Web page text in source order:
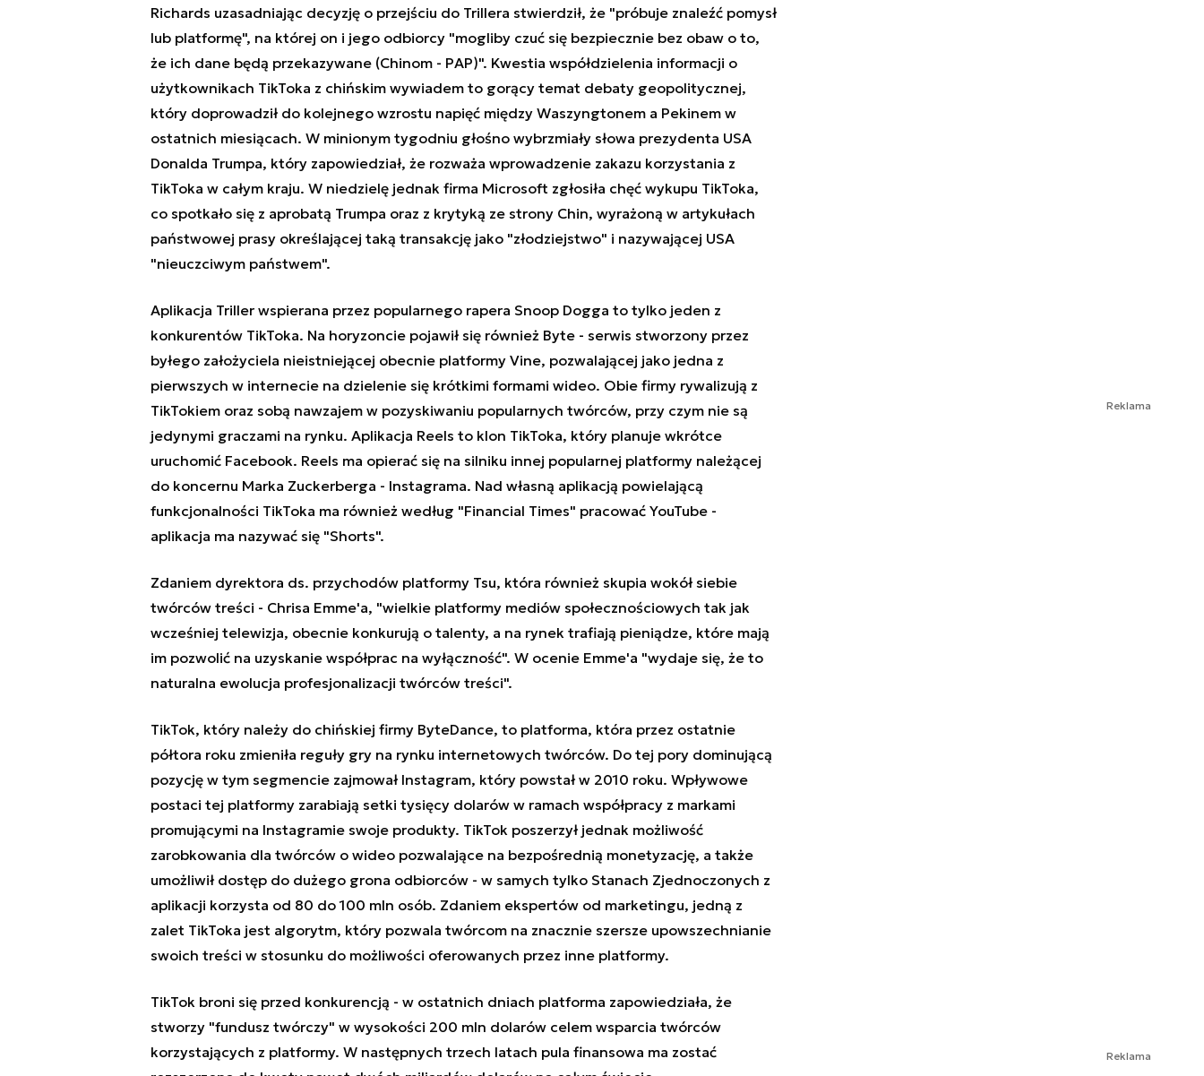
Richards uzasadniając decyzję o przejściu do Trillera stwierdził, że "próbuje znaleźć pomysł
lub platformę", na której on i jego odbiorcy "mogliby czuć się bezpiecznie bez obaw o to,
że ich dane będą przekazywane (Chinom - PAP)". Kwestia współdzielenia informacji o
użytkownikach TikToka z chińskim wywiadem to gorący temat debaty geopolitycznej,
który doprowadził do kolejnego wzrostu napięć między Waszyngtonem a Pekinem w
ostatnich miesiącach. W minionym tygodniu głośno wybrzmiały słowa prezydenta USA
Donalda Trumpa, który zapowiedział, że rozważa wprowadzenie zakazu korzystania z
TikToka w całym kraju. W niedzielę jednak firma Microsoft zgłosiła chęć wykupu TikToka,
co spotkało się z aprobatą Trumpa oraz z krytyką ze strony Chin, wyrażoną w artykułach
państwowej prasy określającej taką transakcję jako "złodziejstwo" i nazywającej USA
"nieuczciwym państwem".
Aplikacja Triller wspierana przez popularnego rapera Snoop Dogga to tylko jeden z
konkurentów TikToka. Na horyzoncie pojawił się również Byte - serwis stworzony przez
byłego założyciela nieistniejącej obecnie platformy Vine, pozwalającej jako jedna z
pierwszych w internecie na dzielenie się krótkimi formami wideo. Obie firmy rywalizują z
TikTokiem oraz sobą nawzajem w pozyskiwaniu popularnych twórców, przy czym nie są
jedynymi graczami na rynku. Aplikacja Reels to klon TikToka, który planuje wkrótce
uruchomić Facebook. Reels ma opierać się na silniku innej popularnej platformy należącej
do koncernu Marka Zuckerberga - Instagrama. Nad własną aplikacją powielającą
funkcjonalności TikToka ma również według "Financial Times" pracować YouTube -
aplikacja ma nazywać się "Shorts".
Zdaniem dyrektora ds. przychodów platformy Tsu, która również skupia wokół siebie
twórców treści - Chrisa Emme'a, "wielkie platformy mediów społecznościowych tak jak
wcześniej telewizja, obecnie konkurują o talenty, a na rynek trafiają pieniądze, które mają
im pozwolić na uzyskanie współprac na wyłączność". W ocenie Emme'a "wydaje się, że to
naturalna ewolucja profesjonalizacji twórców treści".
TikTok, który należy do chińskiej firmy ByteDance, to platforma, która przez ostatnie
półtora roku zmieniła reguły gry na rynku internetowych twórców. Do tej pory dominującą
pozycję w tym segmencie zajmował Instagram, który powstał w 2010 roku. Wpływowe
postaci tej platformy zarabiają setki tysięcy dolarów w ramach współpracy z markami
promującymi na Instagramie swoje produkty. TikTok poszerzył jednak możliwość
zarobkowania dla twórców o wideo pozwalające na bezpośrednią monetyzację, a także
umożliwił dostęp do dużego grona odbiorców - w samych tylko Stanach Zjednoczonych z
aplikacji korzysta od 80 do 100 mln osób. Zdaniem ekspertów od marketingu, jedną z
zalet TikToka jest algorytm, który pozwala twórcom na znacznie szersze upowszechnianie
swoich treści w stosunku do możliwości oferowanych przez inne platformy.
TikTok broni się przed konkurencją - w ostatnich dniach platforma zapowiedziała, że
stworzy "fundusz twórczy" w wysokości 200 mln dolarów celem wsparcia twórców
korzystających z platformy. W następnych trzech latach pula finansowa ma zostać
Reklama
Reklama